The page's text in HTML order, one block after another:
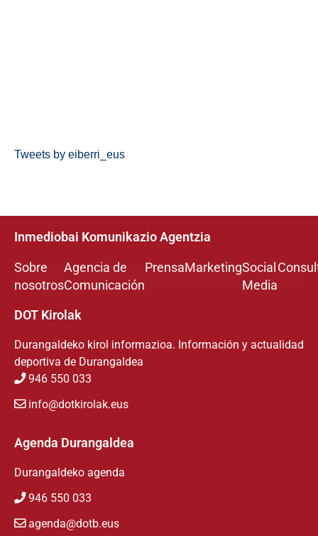
Tweets by eiberri_eus
Inmediobai Komunikazio Agentzia
Sobre
nosotros
Agencia de
Comunicación
PrensaMarketingSocial
Media
DOT Kirolak
Durangaldeko kirol informazioa. Información y actualidad
deportiva de Durangaldea
946 550 033
info@dotkirolak.eus
Agenda Durangaldea
Durangaldeko agenda
946 550 033
agenda@dotb.eus